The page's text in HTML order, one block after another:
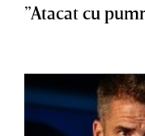
”Atacat cu